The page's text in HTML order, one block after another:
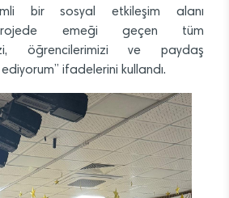
bir sosyal etkileşim alanı
Projede emeği geçen tüm
öğrencilerimizi ve paydaş
ediyorum” ifadelerini kullandı.